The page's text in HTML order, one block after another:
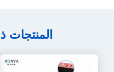
المنتجات